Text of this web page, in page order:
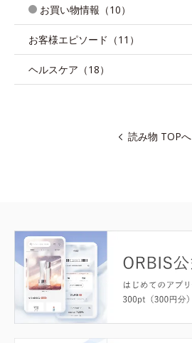
お買い物情報（10）
お客様エピソード（11）
ヘルスケア（18）
読み物 TOPへ